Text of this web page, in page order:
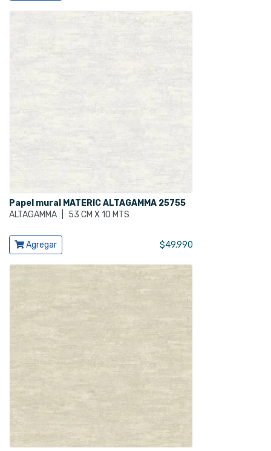
Papel mural MATERIC ALTAGAMMA 25755
ALTAGAMMA
53 CM X 10 MTS
Ver producto
Agregar $49.990